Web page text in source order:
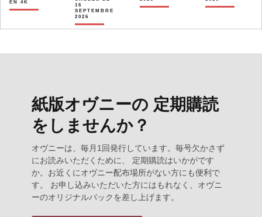
EN 4K
16
SEPTEMBRE
2026
紙版オヴニーの 定期購読
をしませんか？
オヴニーは、毎月1回発行しています。毎号欠かさず
にお読みいただくために、 定期購読はいかがです
か。お近くにオヴニー配布場所がない方にも便利で
す。 お申し込みいただいた方にはもれなく、オヴニ
ーのオリジナルバックを差し上げます。